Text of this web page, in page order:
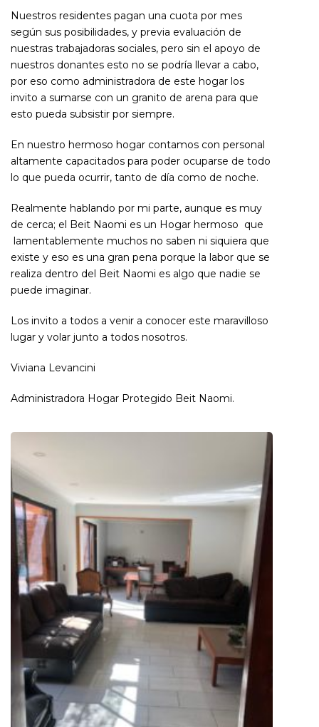
Nuestros residentes pagan una cuota por mes
según sus posibilidades, y previa evaluación de
nuestras trabajadoras sociales, pero sin el apoyo de
nuestros donantes esto no se podría llevar a cabo,
por eso como administradora de este hogar los
invito a sumarse con un granito de arena para que
esto pueda subsistir por siempre.
En nuestro hermoso hogar contamos con personal
altamente capacitados para poder ocuparse de todo
lo que pueda ocurrir, tanto de día como de noche.
Realmente hablando por mi parte, aunque es muy
de cerca; el Beit Naomi es un Hogar hermoso que
lamentablemente muchos no saben ni siquiera que
existe y eso es una gran pena porque la labor que se
realiza dentro del Beit Naomi es algo que nadie se
puede imaginar.
Los invito a todos a venir a conocer este maravilloso
lugar y volar junto a todos nosotros.
Viviana Levancini
Administradora Hogar Protegido Beit Naomi.